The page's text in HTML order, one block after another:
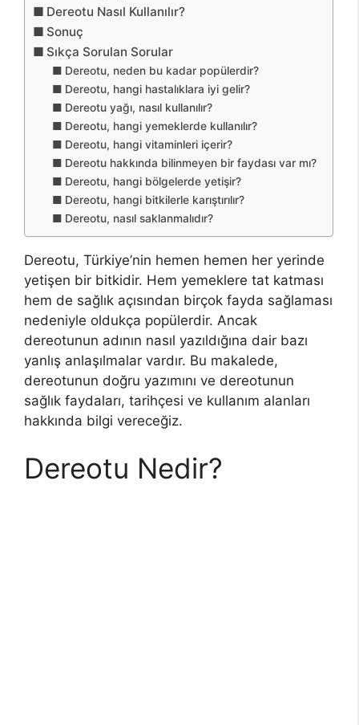
Dereotu Nasıl Kullanılır?
Sonuç
Sıkça Sorulan Sorular
Dereotu, neden bu kadar popülerdir?
Dereotu, hangi hastalıklara iyi gelir?
Dereotu yağı, nasıl kullanılır?
Dereotu, hangi yemeklerde kullanılır?
Dereotu, hangi vitaminleri içerir?
Dereotu hakkında bilinmeyen bir faydası var mı?
Dereotu, hangi bölgelerde yetişir?
Dereotu, hangi bitkilerle karıştırılır?
Dereotu, nasıl saklanmalıdır?
Dereotu, Türkiye’nin hemen hemen her yerinde
yetişen bir bitkidir. Hem yemeklere tat katması
hem de sağlık açısından birçok fayda sağlaması
nedeniyle oldukça popülerdir. Ancak
dereotunun adının nasıl yazıldığına dair bazı
yanlış anlaşılmalar vardır. Bu makalede,
dereotunun doğru yazımını ve dereotunun
sağlık faydaları, tarihçesi ve kullanım alanları
hakkında bilgi vereceğiz.
Dereotu Nedir?